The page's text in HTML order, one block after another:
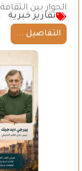
الحوار بين
تقارير خبرية
التفاصيل ...